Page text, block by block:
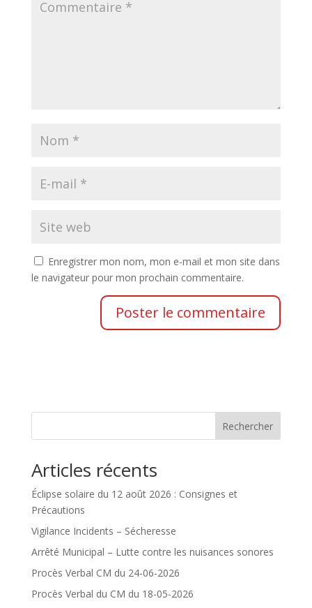
Enregistrer mon nom, mon e-mail et mon site dans
le navigateur pour mon prochain commentaire.
Rechercher
Articles récents
Éclipse solaire du 12 août 2026 : Consignes et
Précautions
Vigilance Incidents – Sécheresse
Arrêté Municipal – Lutte contre les nuisances sonores
Procès Verbal CM du 24-06-2026
Procès Verbal du CM du 18-05-2026